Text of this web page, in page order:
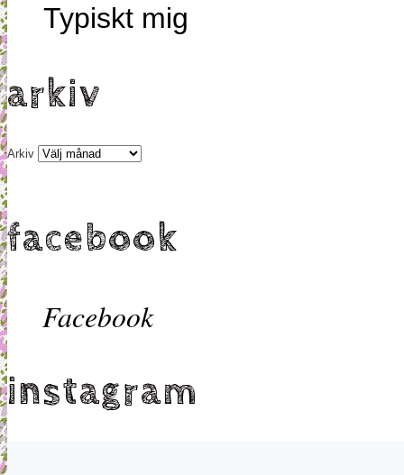
Typiskt mig
arkiv
Arkiv
facebook
Facebook
instagram